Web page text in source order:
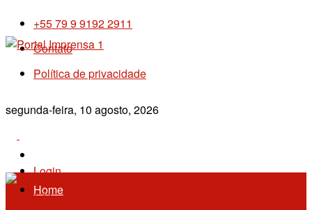
+55 79 9 9192 2911
Contato
Política de privacidade
segunda-feira, 10 agosto, 2026
Login
Home